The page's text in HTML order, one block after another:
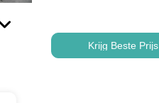
Krijg Beste Prijs